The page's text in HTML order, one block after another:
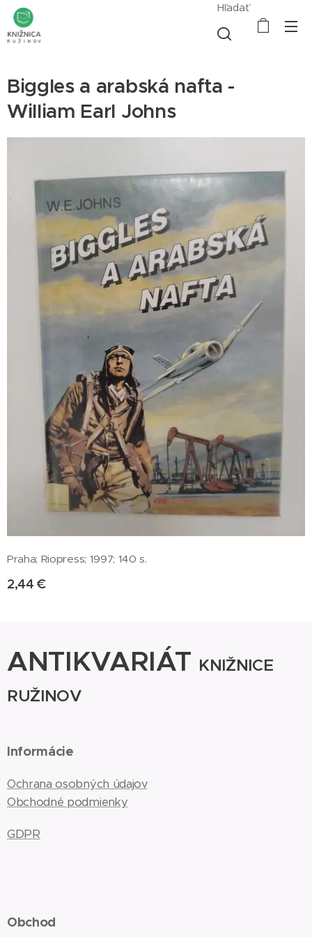
Hľadať
Biggles a arabská nafta -
William Earl Johns
Praha; Riopress; 1997; 140 s.
2,44 €
ANTIKVARIÁT KNIŽNICE
RUŽINOV
Informácie
Ochrana osobných údajov
Obchodné podmienky
GDPR
Obchod